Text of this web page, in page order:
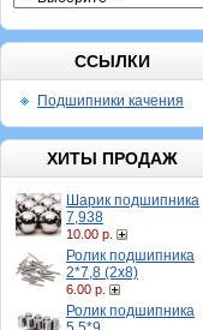
ССЫЛКИ
Подшипники качения
ХИТЫ ПРОДАЖ
Шарик подшипника
7,938
10.00 р.
Ролик подшипника
2*7,8 (2х8)
6.00 р.
Ролик подшипника